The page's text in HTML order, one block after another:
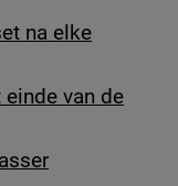
na elke
van de